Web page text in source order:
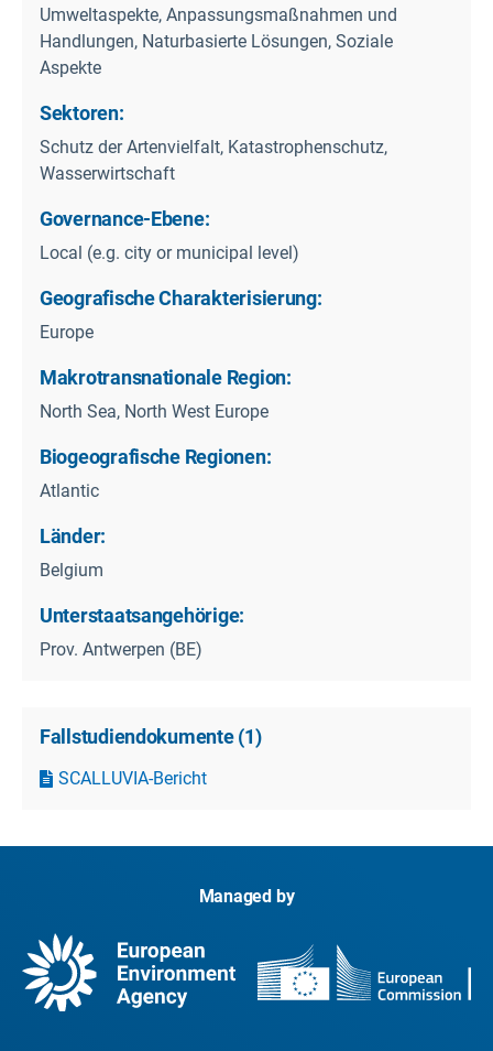
Umweltaspekte, Anpassungsmaßnahmen und
Handlungen, Naturbasierte Lösungen, Soziale
Aspekte
Sektoren:
Schutz der Artenvielfalt, Katastrophenschutz,
Wasserwirtschaft
Governance-Ebene:
Local (e.g. city or municipal level)
Geografische Charakterisierung:
Europe
Makrotransnationale Region:
North Sea, North West Europe
Biogeografische Regionen:
Atlantic
Länder:
Belgium
Unterstaatsangehörige:
Prov. Antwerpen (BE)
Fallstudiendokumente (1)
SCALLUVIA-Bericht
Managed by